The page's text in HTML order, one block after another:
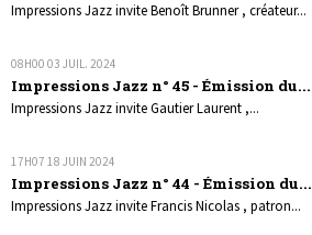
Impressions Jazz invite Benoît Brunner , créateur...
08H00 03 JUIL. 2024
Impressions Jazz n° 45 - Émission du...
Impressions Jazz invite Gautier Laurent ,...
17H07 18 JUIN 2024
Impressions Jazz n° 44 - Émission du...
Impressions Jazz invite Francis Nicolas , patron...